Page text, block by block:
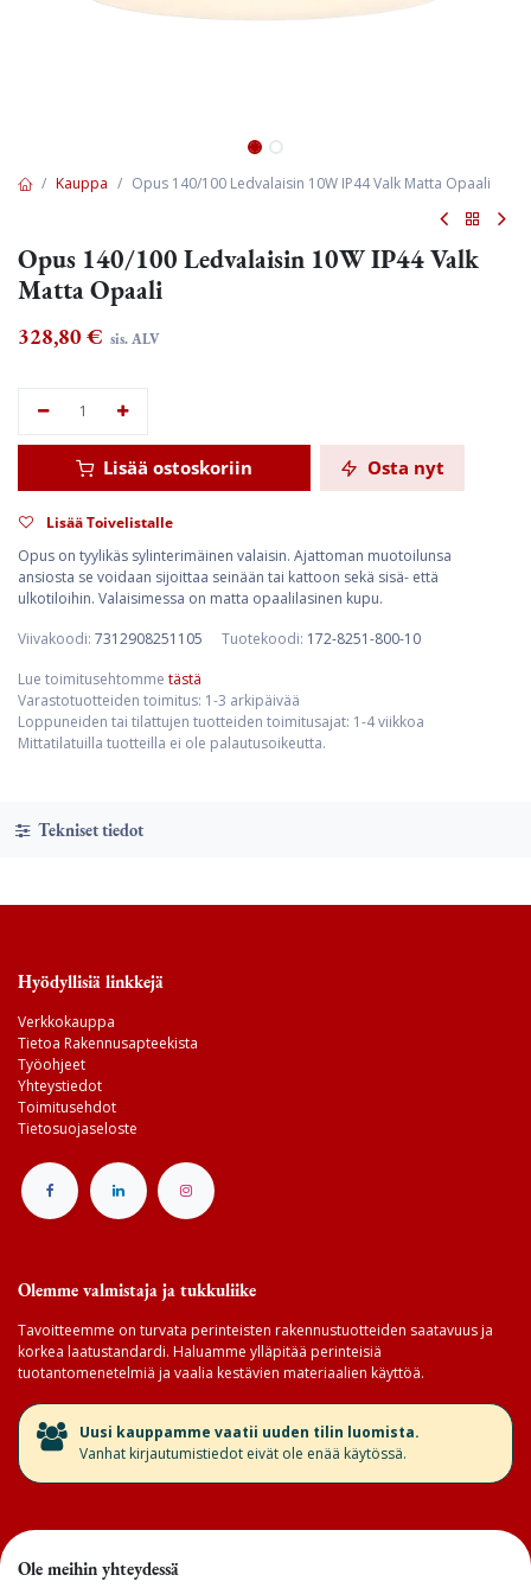
Kauppa Opus 140/100 Ledvalaisin 10W IP44 Valk Matta Opaali
Opus 140/100 Ledvalaisin 10W IP44 Valk
Matta Opaali
328,80 € sis. ALV
Lisää ostoskoriin Osta nyt
Lisää Toivelistalle
Opus on tyylikäs sylinterimäinen valaisin. Ajattoman muotoilunsa
ansiosta se voidaan sijoittaa seinään tai kattoon sekä sisä- että
ulkotiloihin. Valaisimessa on matta opaalilasinen kupu.
Viivakoodi: 7312908251105 Tuotekoodi: 172-8251-800-10
Lue toimitusehtomme tästä
Varastotuotteiden toimitus: 1-3 arkipäivää
Loppuneiden tai tilattujen tuotteiden toimitusajat: 1-4 viikkoa
Mittatilatuilla tuotteilla ei ole palautusoikeutta.
Tekniset tiedot
Hyödyllisiä linkkejä
Verkkokauppa
Tietoa Rakennusapteekista
Työohjeet
Yhteystiedot
Toimitusehdot
Tietosuojaseloste
Olemme valmistaja ja tukkuliike
Tavoitteemme on turvata perinteisten rakennustuotteiden saatavuus ja
korkea laatustandardi. Haluamme ylläpitää perinteisiä
tuotantomenetelmiä ja vaalia kestävien materiaalien käyttöä.
​Uusi kauppamme vaatii uuden tilin luomista.
Vanhat kirjautumistiedot eivät ole enää käytössä.
Ole meihin yhteydessä